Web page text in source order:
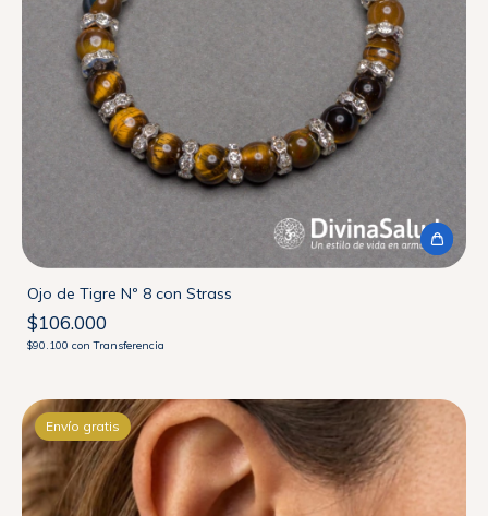
Ojo de Tigre Nº 8 con Strass
$106.000
$90.100 con Transferencia
Envío gratis